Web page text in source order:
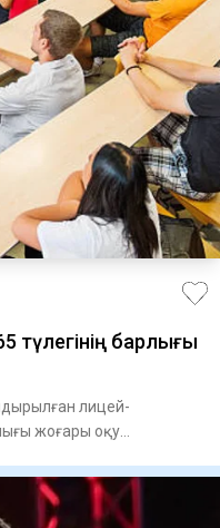
түлегінің барлығы
лицей-
жоғары оқу